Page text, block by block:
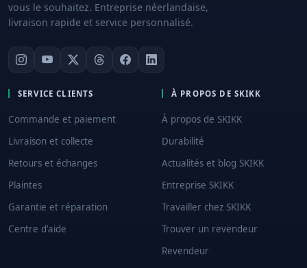
vous le souhaitez. Entreprise néerlandaise,
livraison rapide et service personnalisé.
SERVICE CLIENTS
Commande et paiement
Livraison et collecte
Retours et échanges
Plaintes
Garantie et réparation
Centre d'aide
À PROPOS DE SKIKK
À propos de SKIKK
Durabilité
Actualités et blog SKIKK
Entreprise SKIKK
Travailler chez SKIKK
Trouver un revendeur
Revendeur